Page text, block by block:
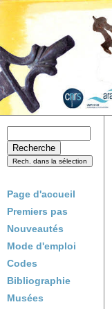
Page d'accueil
Premiers pas
Nouveautés
Mode d'emploi
Codes
Bibliographie
Musées